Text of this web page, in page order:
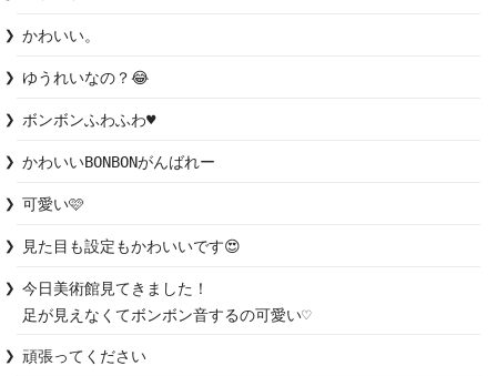
かわいい。
ゆうれいなの？😂
ボンボンふわふわ♥️
かわいいBONBONがんばれー
可愛い🩷
見た目も設定もかわいいです😍
今日美術館見てきました！
足が見えなくてボンボン音するの可愛い♡
頑張ってください